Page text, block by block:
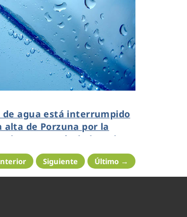
de agua está interrumpido
alta de Porzuna por la
de una avería de la red en
del río
Siguiente Último →